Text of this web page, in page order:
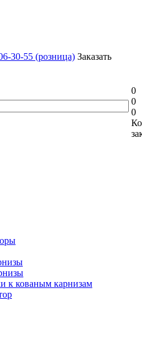
30-55 (розница) Заказать
0
0
0
к кованым карнизам